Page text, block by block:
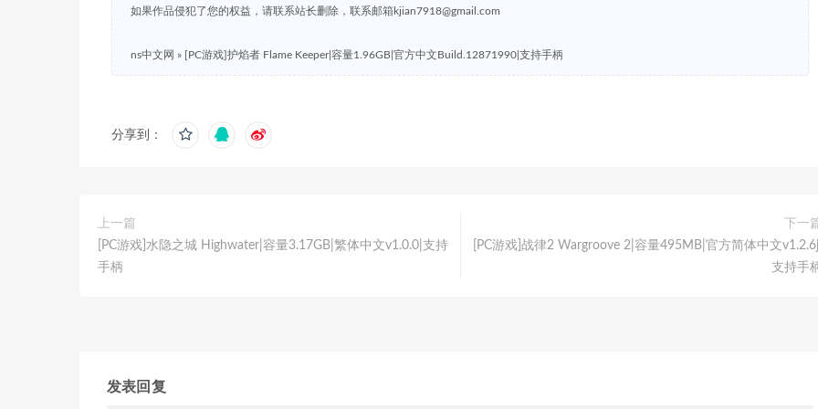
如果作品侵犯了您的权益，请联系站长删除，联系邮箱kjian7918@gmail.com
ns中文网 » [PC游戏]护焰者 Flame Keeper|容量1.96GB|官方中文Build.12871990|支持手柄
分享到：
上一篇
[PC游戏]水隐之城 Highwater|容量3.17GB|繁体中文v1.0.0|支持
手柄
下一
[PC游戏]战律2 Wargroove 2|容量495MB|官方简体中文v1.2.6j|
支持手
发表回复